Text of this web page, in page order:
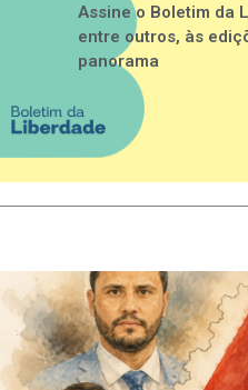
Assine o Boletim da
entre outros, às
panorama